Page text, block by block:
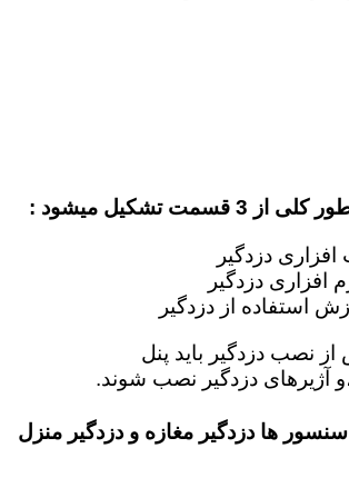
تشکیل میشود :
دزدگیر
افزاری دزدگیر
استفاده از دزدگیر
نصب دزدگیر باید پنل
آژیرهای دزدگیر نصب شوند.
ها دزدگیر مغازه و دزدگیر منزل